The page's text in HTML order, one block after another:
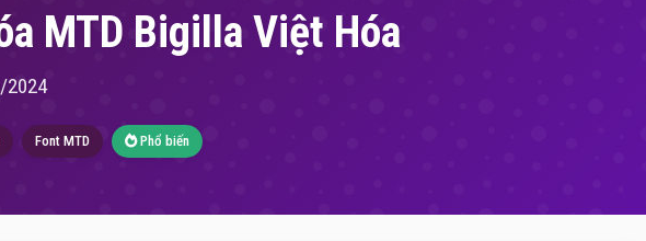
MTD Bigilla Việt Hóa
2024
Font MTD Phổ biến